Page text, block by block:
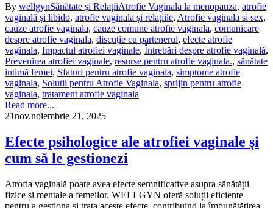
By wellgynSănătate și RelațiiAtrofie Vaginala la menopauza, atrofie
vaginală și libido, atrofie vaginala și relațiile, Atrofie vaginala si sex,
cauze atrofie vaginala, cauze comune atrofie vaginala, comunicare
despre atrofie vaginala, discuție cu partenerul, efecte atrofie
vaginala, Impactul atrofiei vaginale, Întrebări despre atrofie vaginală,
Prevenirea atrofiei vaginale, resurse pentru atrofie vaginala., sănătate
intimă femei, Sfaturi pentru atrofie vaginala, simptome atrofie
vaginala, Solutii pentru Atrofie Vaginala, sprijin pentru atrofie
vaginala, tratament atrofie vaginala
Read more...
21nov.noiembrie 21, 2025
Efecte psihologice ale atrofiei vaginale și
cum să le gestionezi
Atrofia vaginală poate avea efecte semnificative asupra sănătății
fizice și mentale a femeilor. WELLGYN oferă soluții eficiente
pentru a gestiona și trata aceste efecte, contribuind la îmbunătățirea